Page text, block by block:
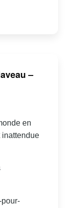
–
en
inattendue